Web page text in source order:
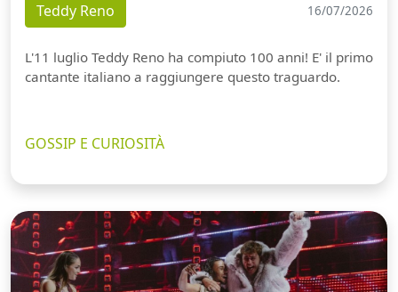
Teddy Reno 16/07/2026
L'11 luglio Teddy Reno ha compiuto 100 anni! E' il primo
cantante italiano a raggiungere questo traguardo.
GOSSIP E CURIOSITÀ